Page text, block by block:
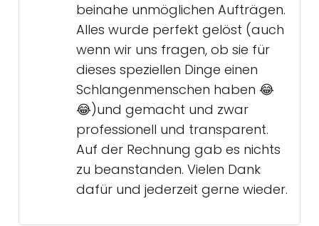
beinahe unmöglichen Aufträgen.
Alles wurde perfekt gelöst (auch
wenn wir uns fragen, ob sie für
dieses speziellen Dinge einen
Schlangenmenschen haben 😂
😂)und gemacht und zwar
professionell und transparent.
Auf der Rechnung gab es nichts
zu beanstanden. Vielen Dank
dafür und jederzeit gerne wieder.